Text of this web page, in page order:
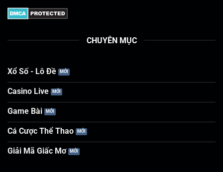
CHUYÊN MỤC
Xổ Số - Lô Đề
Casino Live
Game Bài
Cá Cược Thể Thao
Giải Mã Giấc Mơ